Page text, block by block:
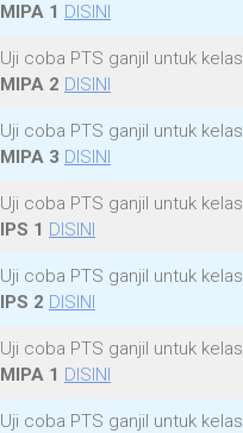
MIPA 1 DISINI
Uji coba PTS ganjil untuk kelas
MIPA 2 DISINI
Uji coba PTS ganjil untuk kelas
MIPA 3 DISINI
Uji coba PTS ganjil untuk kelas
IPS 1 DISINI
Uji coba PTS ganjil untuk kelas
IPS 2 DISINI
Uji coba PTS ganjil untuk kelas
MIPA 1 DISINI
Uji coba PTS ganjil untuk kelas